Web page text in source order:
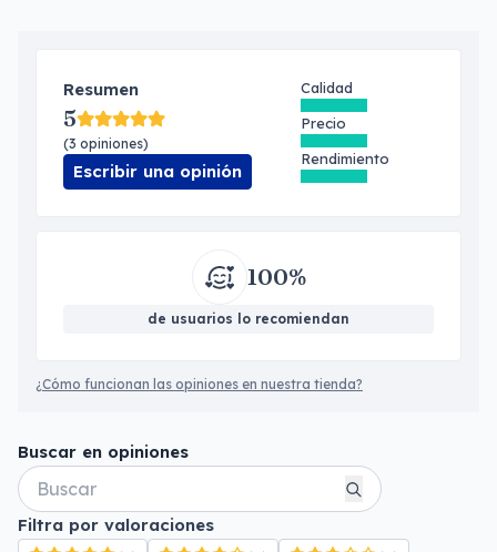
Resumen
5
(3 opiniones)
Escribir una opinión
Calidad
Precio
Rendimiento
100%
de usuarios lo recomiendan
¿Cómo funcionan las opiniones en nuestra tienda?
Buscar en opiniones
Filtra por valoraciones